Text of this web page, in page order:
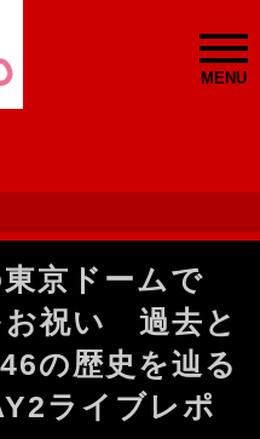
MENU
京ドームで
お祝い 過去と
の歴史を辿る
ライブレポ